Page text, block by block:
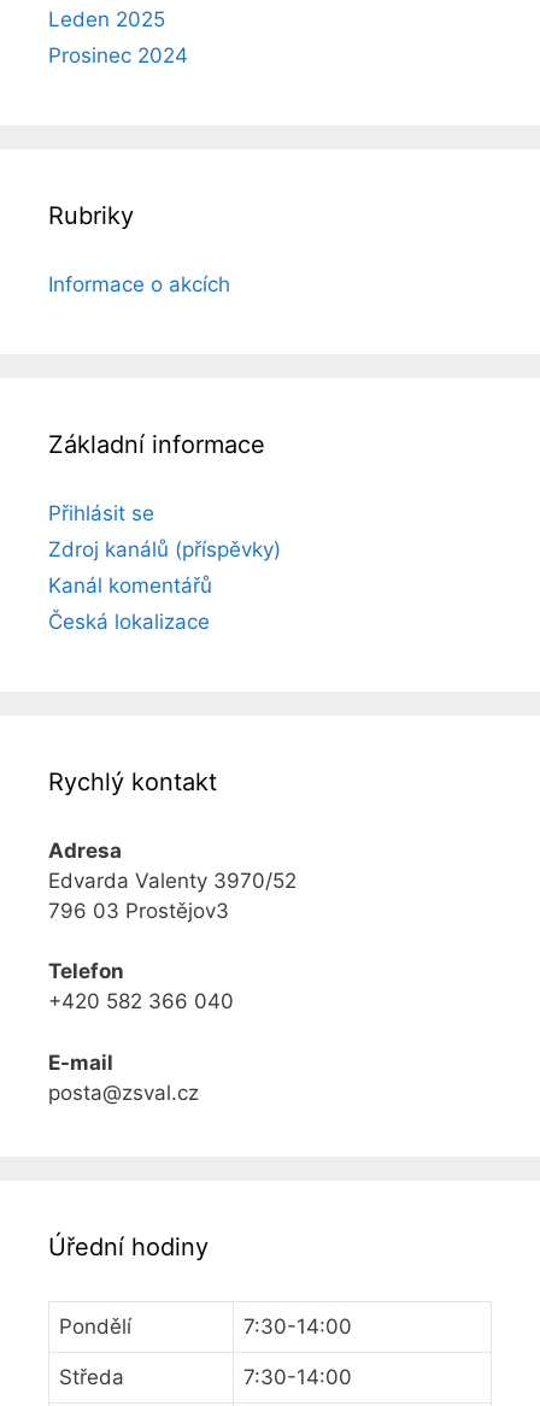
Leden 2025
Prosinec 2024
Rubriky
Informace o akcích
Základní informace
Přihlásit se
Zdroj kanálů (příspěvky)
Kanál komentářů
Česká lokalizace
Rychlý kontakt
Adresa
Edvarda Valenty 3970/52
796 03 Prostějov3
Telefon
+420 582 366 040
E-mail
posta@zsval.cz
Úřední hodiny
Pondělí 7:30-14:00
Středa 7:30-14:00